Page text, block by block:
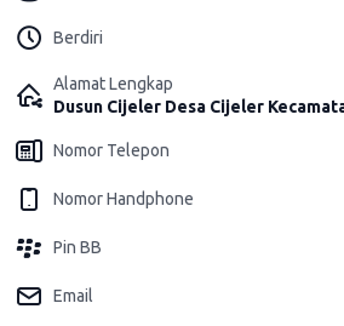
Berdiri
Alamat Lengkap
Dusun Cijeler Desa Cijeler
Nomor Telepon
Nomor Handphone
Pin BB
Email